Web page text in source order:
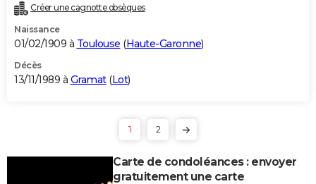
Créer une cagnotte obsèques
Naissance
01/02/1909 à Toulouse (Haute-Garonne)
Décès
13/11/1989 à Gramat(Lot)
1 2
Carte de condoléances : envoyer
gratuitement une carte